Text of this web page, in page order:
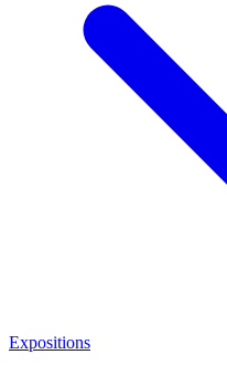
Expositions